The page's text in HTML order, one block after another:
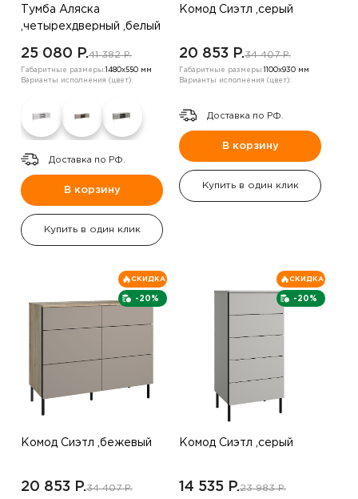
Тумба Аляска
,четырехдверный ,белый
25 080 P.41 382 P.
Габаритные размеры: 1480х550 мм
Варианты исполнения (цвет):
Доставка по РФ.
В корзину
Купить в один клик
Комод Сиэтл ,серый
20 853 P.34 407 P.
Габаритные размеры: 1100х930 мм
Варианты исполнения (цвет):
Доставка по РФ.
В корзину
Купить в один клик
-20%
СКИДКА
Комод Сиэтл ,бежевый
20 853 P.34 407 P.
-20%
СКИДКА
Комод Сиэтл ,серый
14 535 P.23 983 P.